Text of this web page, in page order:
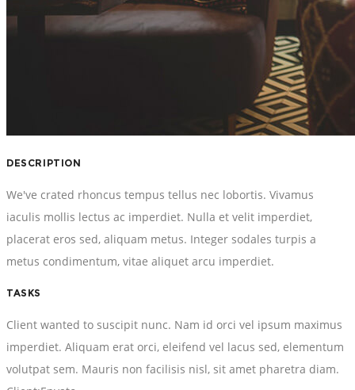
DESCRIPTION
We've crated rhoncus tempus tellus nec lobortis. Vivamus
iaculis mollis lectus ac imperdiet. Nulla et velit imperdiet,
placerat eros sed, aliquam metus. Integer sodales turpis a
metus condimentum, vitae aliquet arcu imperdiet.
TASKS
Client wanted to suscipit nunc. Nam id orci vel ipsum maximus
imperdiet. Aliquam erat orci, eleifend vel lacus sed, elementum
volutpat sem. Mauris non facilisis nisl, sit amet pharetra diam.